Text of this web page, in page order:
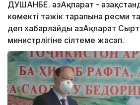
ДУШАНБЕ. ҚазАқпарат -
көмекті тәжік тарапына ресми
деп хабарлайды ҚазАқпарат
министрлігіне сілтеме жасап.